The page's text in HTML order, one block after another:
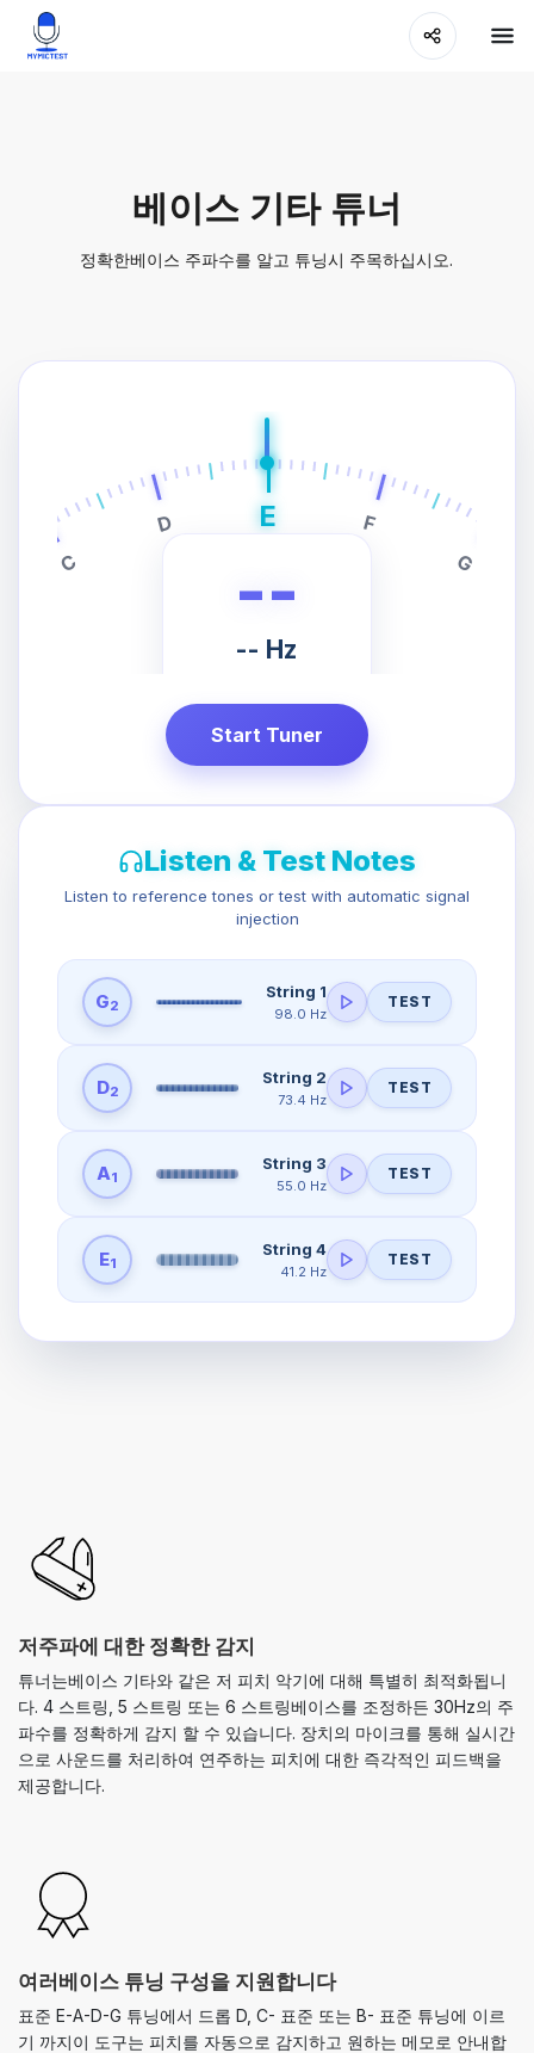
베이스 기타 튜너
정확한베이스 주파수를 알고 튜닝시 주목하십시오.
C
D E F
G
--
-- Hz
Start Tuner
Listen & Test Notes
Listen to reference tones or test with automatic signal
injection
G2
String 1
98.0 Hz
TEST
D2
String 2
73.4 Hz
TEST
A1
String 3
55.0 Hz
TEST
E1
String 4
41.2 Hz
TEST
저주파에 대한 정확한 감지
튜너는베이스 기타와 같은 저 피치 악기에 대해 특별히 최적화됩니
다. 4 스트링, 5 스트링 또는 6 스트링베이스를 조정하든 30Hz의 주
파수를 정확하게 감지 할 수 있습니다. 장치의 마이크를 통해 실시간
으로 사운드를 처리하여 연주하는 피치에 대한 즉각적인 피드백을
제공합니다.
여러베이스 튜닝 구성을 지원합니다
표준 E-A-D-G 튜닝에서 드롭 D, C- 표준 또는 B- 표준 튜닝에 이르
기 까지이 도구는 피치를 자동으로 감지하고 원하는 메모로 안내합